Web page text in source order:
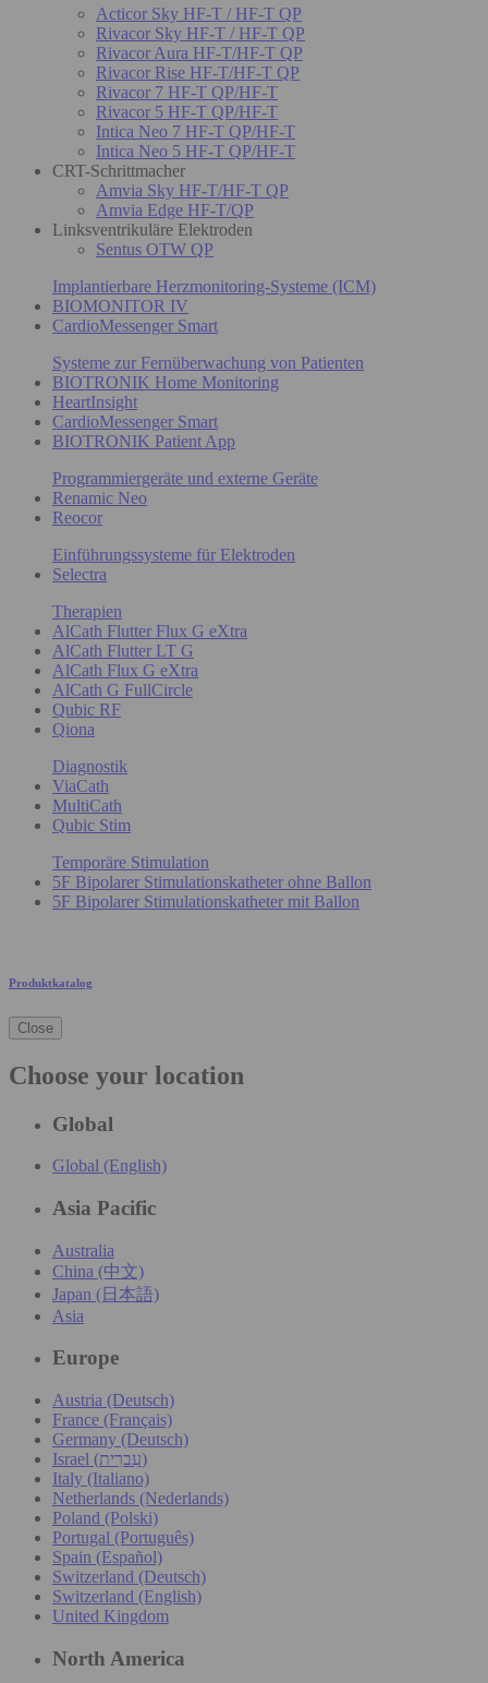
Acticor Sky HF-T / HF-T QP
Rivacor Sky HF-T / HF-T QP
Rivacor Aura HF-T/HF-T QP
Rivacor Rise HF-T/HF-T QP
Rivacor 7 HF-T QP/HF-T
Rivacor 5 HF-T QP/HF-T
Intica Neo 7 HF-T QP/HF-T
Intica Neo 5 HF-T QP/HF-T
CRT-Schrittmacher
Amvia Sky HF-T/HF-T QP
Amvia Edge HF-T/QP
Linksventrikuläre Elektroden
Sentus OTW QP
Implantierbare Herzmonitoring-Systeme (ICM)
BIOMONITOR IV
CardioMessenger Smart
Systeme zur Fernüberwachung von Patienten
BIOTRONIK Home Monitoring
HeartInsight
CardioMessenger Smart
BIOTRONIK Patient App
Programmiergeräte und externe Geräte
Renamic Neo
Reocor
Einführungssysteme für Elektroden
Selectra
Therapien
AlCath Flutter Flux G eXtra
AlCath Flutter LT G
AlCath Flux G eXtra
AlCath G FullCircle
Qubic RF
Qiona
Diagnostik
ViaCath
MultiCath
Qubic Stim
Temporäre Stimulation
5F Bipolarer Stimulationskatheter ohne Ballon
5F Bipolarer Stimulationskatheter mit Ballon
Produktkatalog
Close
Choose your location
Global
Global (English)
Asia Pacific
Australia
China (中文)
Japan (日本語)
Asia
Europe
Austria (Deutsch)
France (Français)
Germany (Deutsch)
Israel (עִברִית)
Italy (Italiano)
Netherlands (Nederlands)
Poland (Polski)
Portugal (Português)
Spain (Español)
Switzerland (Deutsch)
Switzerland (English)
United Kingdom
North America